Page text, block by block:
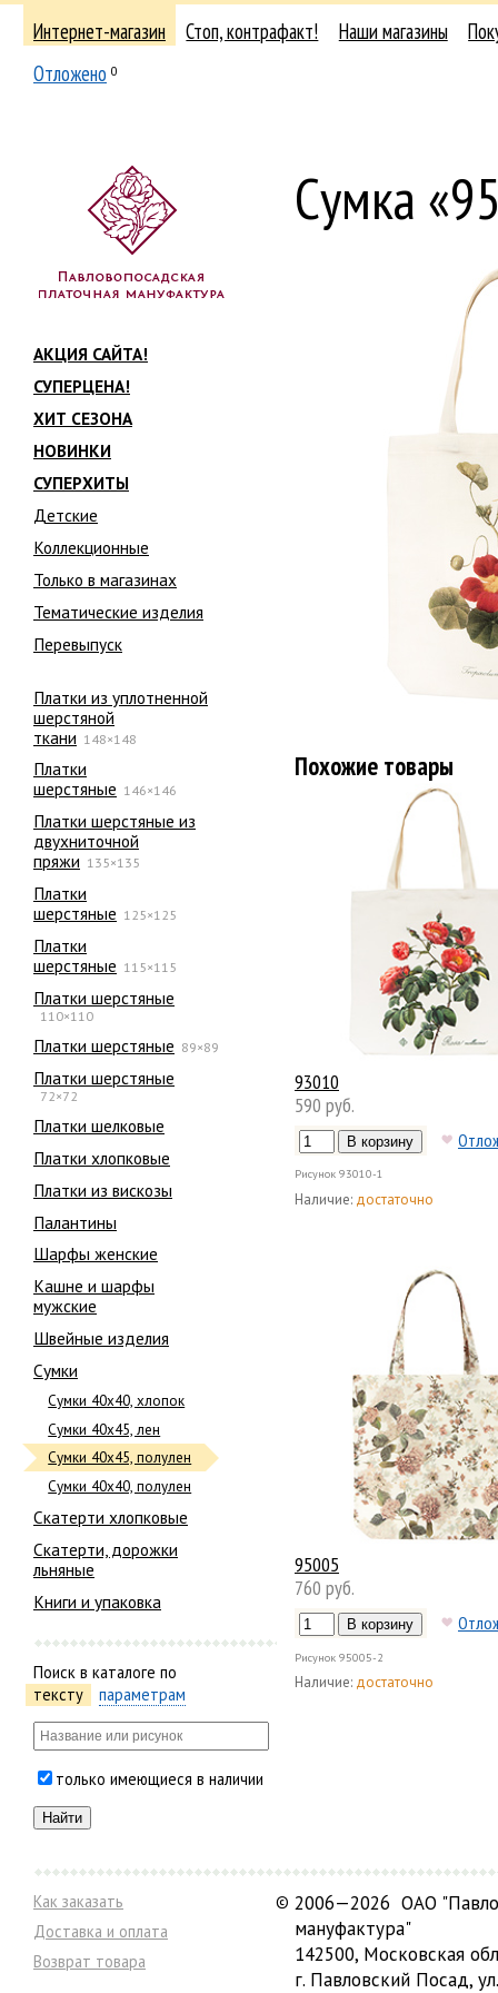
Интернет-магазин Стоп, контрафакт! Наши магазины
Отложено 0
АКЦИЯ САЙТА!
СУПЕРЦЕНА!
ХИТ СЕЗОНА
НОВИНКИ
СУПЕРХИТЫ
Детские
Коллекционные
Только в магазинах
Тематические изделия
Перевыпуск
Платки из уплотненной
шерстяной
ткани 148×148
Платки
шерстяные 146×146
Платки шерстяные из
двухниточной
пряжи 135×135
Платки
шерстяные 125×125
Платки
шерстяные 115×115
Платки шерстяные
110×110
Платки шерстяные 89×89
Платки шерстяные
72×72
Платки шелковые
Платки хлопковые
Платки из вискозы
Палантины
Шарфы женские
Кашне и шарфы
мужские
Швейные изделия
Сумки
Сумки 40х40, хлопок
Сумки 40х45, лен
Сумки 40х45, полулен
Сумки 40х40, полулен
Скатерти хлопковые
Скатерти, дорожки
льняные
Книги и упаковка
Поиск в каталоге по
тексту
параметрам
только имеющиеся в наличии
Сумка
Похожие товары
93010
590 руб.
Рисунок 93010-1
Наличие: достаточно
95005
760 руб.
Рисунок 95005-2
Наличие: достаточно
Как заказать
Доставка и оплата
Возврат товара
© 2006—2026 ОАО
мануфактура"
142500, Московская
г. Павловский Посад,